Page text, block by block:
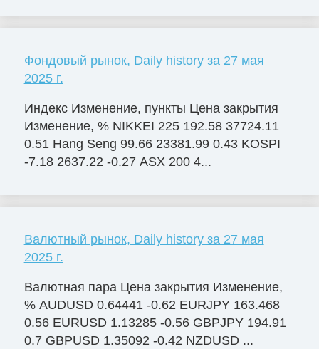
Фондовый рынок, Daily history за 27 мая
2025 г.
Индекс Изменение, пункты Цена закрытия
Изменение, % NIKKEI 225 192.58 37724.11
0.51 Hang Seng 99.66 23381.99 0.43 KOSPI
-7.18 2637.22 -0.27 ASX 200 4...
Валютный рынок, Daily history за 27 мая
2025 г.
Валютная пара Цена закрытия Изменение,
% AUDUSD 0.64441 -0.62 EURJPY 163.468
0.56 EURUSD 1.13285 -0.56 GBPJPY 194.91
0.7 GBPUSD 1.35092 -0.42 NZDUSD ...